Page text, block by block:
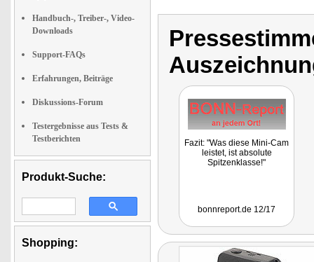
Handbuch-, Treiber-, Video-
Downloads
Support-FAQs
Erfahrungen, Beiträge
Diskussions-Forum
Testergebnisse aus Tests &
Testberichten
Produkt-Suche:
Shopping:
Fazit: "Was diese Mini-Cam
leistet, ist absolute
Spitzenklasse!"
bonnreport.de 12/17